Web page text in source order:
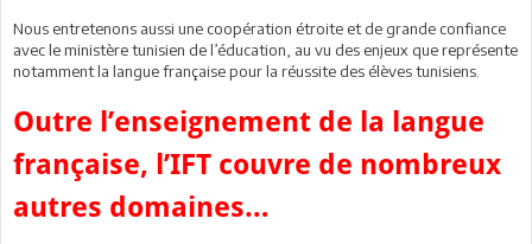
Nous entretenons aussi une coopération étroite et de grande confiance
avec le ministère tunisien de l’éducation, au vu des enjeux que représente
notamment la langue française pour la réussite des élèves tunisiens.
Outre l’enseignement de la langue
française, l’IFT couvre de nombreux
autres domaines…